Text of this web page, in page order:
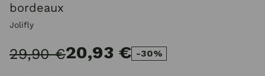
bordeaux
Jolifly
29,90 €20,93 € -30%